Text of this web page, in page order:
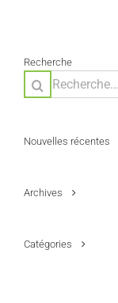
Recherche
Rechercher:
Nouvelles récentes
Archives
Catégories